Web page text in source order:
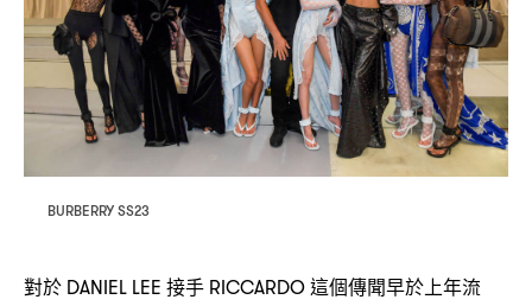
BURBERRY SS23
對於 DANIEL LEE 接手 RICCARDO這個傳聞早於上年流